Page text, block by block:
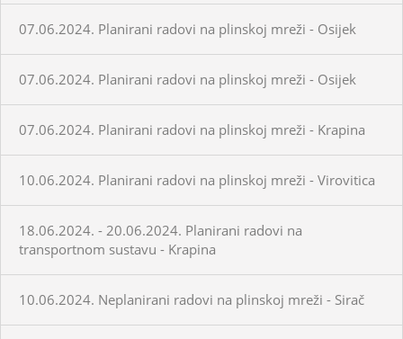
07.06.2024. Planirani radovi na plinskoj mreži - Osijek
07.06.2024. Planirani radovi na plinskoj mreži - Osijek
07.06.2024. Planirani radovi na plinskoj mreži - Krapina
10.06.2024. Planirani radovi na plinskoj mreži - Virovitica
18.06.2024. - 20.06.2024. Planirani radovi na
transportnom sustavu - Krapina
10.06.2024. Neplanirani radovi na plinskoj mreži - Sirač